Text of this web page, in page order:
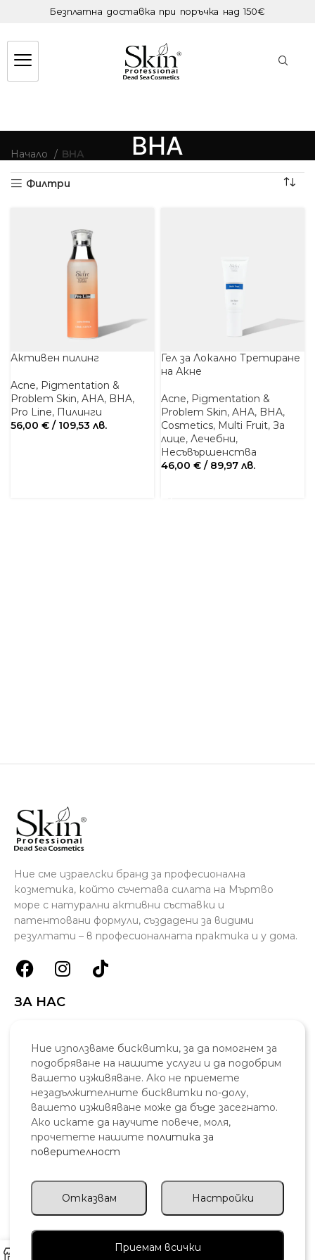
Безплатна доставка при поръчка над 150€
BHA
Начало BHA
Филтри
Активен пилинг
Acne, Pigmentation &
Problem Skin, AHA, BHA,
Pro Line, Пилинги
56,00 € / 109,53 лв.
Гел за Локално Третиране
на Акне
Acne, Pigmentation &
Problem Skin, AHA, BHA,
Cosmetics, Multi Fruit, За
лице, Лечебни,
Несъвършенства
46,00 € / 89,97 лв.
Ние сме израелски бранд за професионална
козметика, който съчетава силата на Мъртво
море с натурални активни съставки и
патентовани формули, създадени за видими
резултати – в професионалната практика и у дома.
ЗА НАС
Контакти
FAQ's
Бисквитки
Доставка
Връщане
ПОЛЕЗНО
Профил
Процедури
Партньори
Ние използваме бисквитки, за да помогнем за
подобряване на нашите услуги и да подобрим
вашето изживяване. Ако не приемете
незадължителните бисквитки по-долу,
вашето изживяване може да бъде засегнато.
Ако искате да научите повече, моля,
прочетете нашите политика за
поверителност
Приемам всички
Настройки
Отказвам